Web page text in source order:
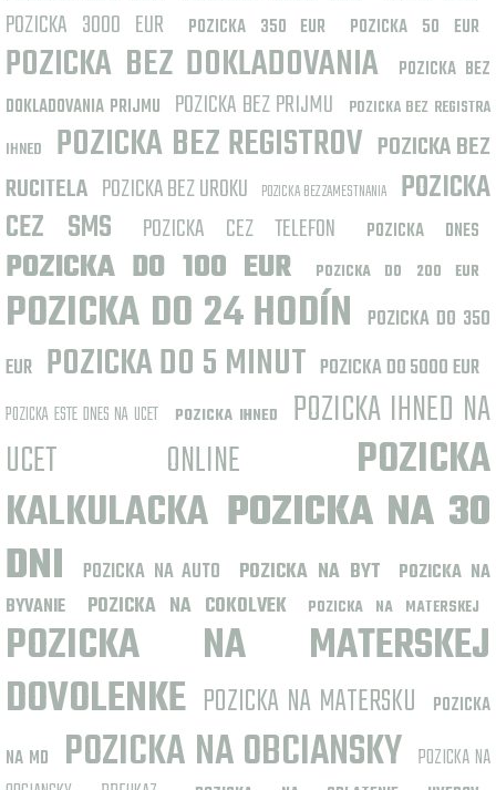
POZICKA 3000 EUR POZICKA 350 EUR POZICKA 50 EUR
POZICKA BEZ DOKLADOVANIA
POZICKA BEZ
DOKLADOVANIA PRIJMU POZICKA BEZ PRIJMU
POZICKA BEZ REGISTRA
IHNED
POZICKA BEZ REGISTROV POZICKA BEZ
RUCITELA POZICKA BEZ UROKU POZICKA BEZ ZAMESTNANIA
POZICKA
CEZ SMS
POZICKA CEZ TELEFON POZICKA DNES
POZICKA DO 100 EUR POZICKA DO 200 EUR
POZICKA DO 24 HODÍN POZICKA DO 350
EUR POZICKA DO 5 MINUT POZICKA DO 5000 EUR
POZICKA ESTE DNES NA UCET POZICKA IHNED
POZICKA IHNED NA
UCET ONLINE
POZICKA
KALKULACKA POZICKA NA 30
DNI
POZICKA NA AUTO POZICKA NA BYT
POZICKA NA
BYVANIE
POZICKA NA COKOLVEK POZICKA NA MATERSKEJ
POZICKA NA MATERSKEJ
DOVOLENKE POZICKA NA MATERSKU
POZICKA
NA MD
POZICKA NA OBCIANSKY POZICKA NA